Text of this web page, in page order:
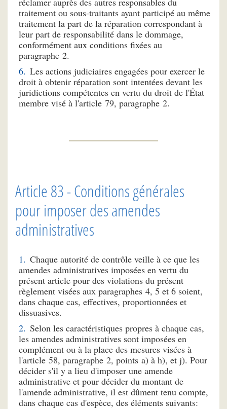
traitement ou sous-traitants ayant participé au même
traitement la part de la réparation correspondant à
leur part de responsabilité dans le dommage,
conformément aux conditions fixées au
paragraphe 2.
Les actions judiciaires engagées pour exercer le
droit à obtenir réparation sont intentées devant les
juridictions compétentes en vertu du droit de l'État
membre visé à l'article 79, paragraphe 2.
Article 83 - Conditions générales
pour imposer des amendes
administratives
Chaque autorité de contrôle veille à ce que les
amendes administratives imposées en vertu du
présent article pour des violations du présent
règlement visées aux paragraphes 4, 5 et 6 soient,
dans chaque cas, effectives, proportionnées et
dissuasives.
Selon les caractéristiques propres à chaque cas,
les amendes administratives sont imposées en
complément ou à la place des mesures visées à
l'article 58, paragraphe 2, points a) à h), et j). Pour
décider s'il y a lieu d'imposer une amende
administrative et pour décider du montant de
l'amende administrative, il est dûment tenu compte,
dans chaque cas d'espèce, des éléments suivants: